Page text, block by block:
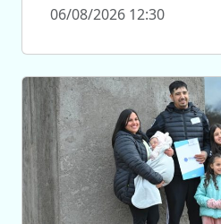
06/08/2026 12:30